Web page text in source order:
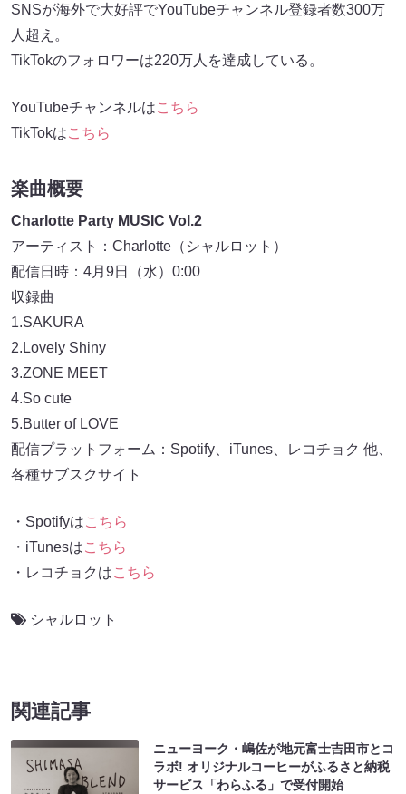
SNSが海外で大好評でYouTubeチャンネル登録者数300万
人超え。
TikTokのフォロワーは220万人を達成している。
YouTubeチャンネルはこちら
TikTokはこちら
楽曲概要
Charlotte Party MUSIC Vol.2
アーティスト：Charlotte（シャルロット）
配信日時：4月9日（水）0:00
収録曲
1.SAKURA
2.Lovely Shiny
3.ZONE MEET
4.So cute
5.Butter of LOVE
配信プラットフォーム：Spotify、iTunes、レコチョク 他、
各種サブスクサイト
・Spotifyはこちら
・iTunesはこちら
・レコチョクはこちら
シャルロット
関連記事
ニューヨーク・嶋佐が地元富士吉田市とコ
ラボ! オリジナルコーヒーがふるさと納税
サービス「わらふる」で受付開始